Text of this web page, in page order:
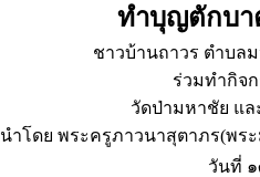
ทำบุญตักบา
ชาวบ้านถาวร ตำบล
ร่วมทำกิจ
วัดป่ามหาชัย แล
นำโดย พระครูภาวนาสุตาภร(พร
วันที่